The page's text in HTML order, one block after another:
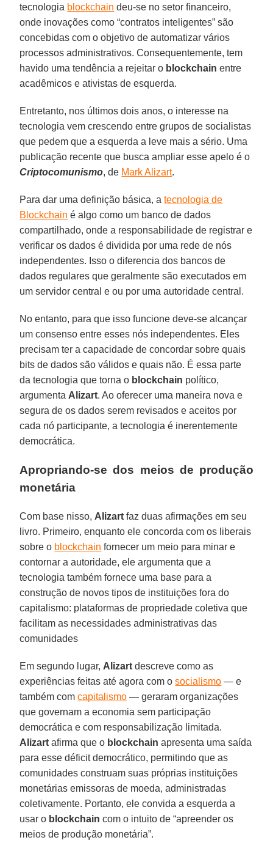
tecnologia blockchain deu-se no setor financeiro,
onde inovações como “contratos inteligentes” são
concebidas com o objetivo de automatizar vários
processos administrativos. Consequentemente, tem
havido uma tendência a rejeitar o blockchain entre
acadêmicos e ativistas de esquerda.
Entretanto, nos últimos dois anos, o interesse na
tecnologia vem crescendo entre grupos de socialistas
que pedem que a esquerda a leve mais a sério. Uma
publicação recente que busca ampliar esse apelo é o
Criptocomunismo, de Mark Alizart.
Para dar uma definição básica, atecnologia de
Blockchain é algo como um banco de dados
compartilhado, onde a responsabilidade de registrar e
verificar os dados é dividida por uma rede de nós
independentes. Isso o diferencia dos bancos de
dados regulares que geralmente são executados em
um servidor central e ou por uma autoridade central.
No entanto, para que isso funcione deve-se alcançar
um consenso entre esses nós independentes. Eles
precisam ter a capacidade de concordar sobre quais
bits de dados são válidos e quais não. É essa parte
da tecnologia que torna o blockchain político,
argumenta Alizart. Ao oferecer uma maneira nova e
segura de os dados serem revisados e aceitos por
cada nó participante, a tecnologia é inerentemente
democrática.
Apropriando-se dos meios de produção
monetária
Com base nisso, Alizart faz duas afirmações em seu
livro. Primeiro, enquanto ele concorda com os liberais
sobre o blockchain fornecer um meio para minar e
contornar a autoridade, ele argumenta que a
tecnologia também fornece uma base para a
construção de novos tipos de instituições fora do
capitalismo: plataformas de propriedade coletiva que
facilitam as necessidades administrativas das
comunidades
Em segundo lugar, Alizart descreve como as
experiências feitas até agora com osocialismo — e
também comcapitalismo — geraram organizações
que governam a economia sem participação
democrática e com responsabilização limitada.
Alizart afirma que o blockchain apresenta uma saída
para esse déficit democrático, permitindo que as
comunidades construam suas próprias instituições
monetárias emissoras de moeda, administradas
coletivamente. Portanto, ele convida a esquerda a
usar o blockchain com o intuito de “apreender os
meios de produção monetária”.